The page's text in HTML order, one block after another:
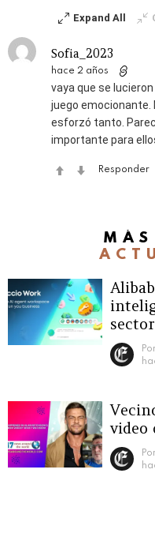
Expand All
Sofia_2023
hace 2 años
vaya que se lucieron
juego emocionante.
esforzó tanto.
importante para
Responder
video